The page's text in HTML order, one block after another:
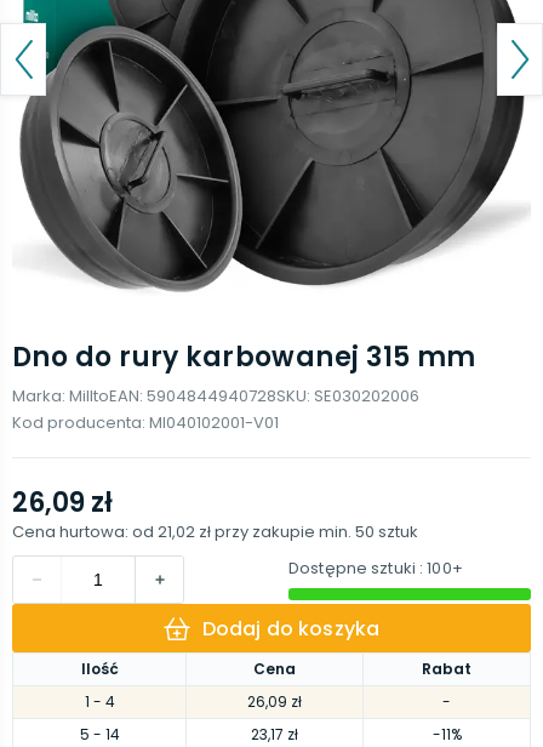
Dno do rury karbowanej 315 mm
Marka: MilltoEAN: 5904844940728SKU: SE030202006
Kod producenta: MI040102001-V01
Ilość Cena
Rabat
1 - 4 26,09 zł
-
5 - 14 23,17 zł
-11%
26,09 zł
Cena hurtowa: od 21,02 złprzy zakupie min. 50 sztuk
Dostępne sztuki : 100+
Dodaj do koszyka